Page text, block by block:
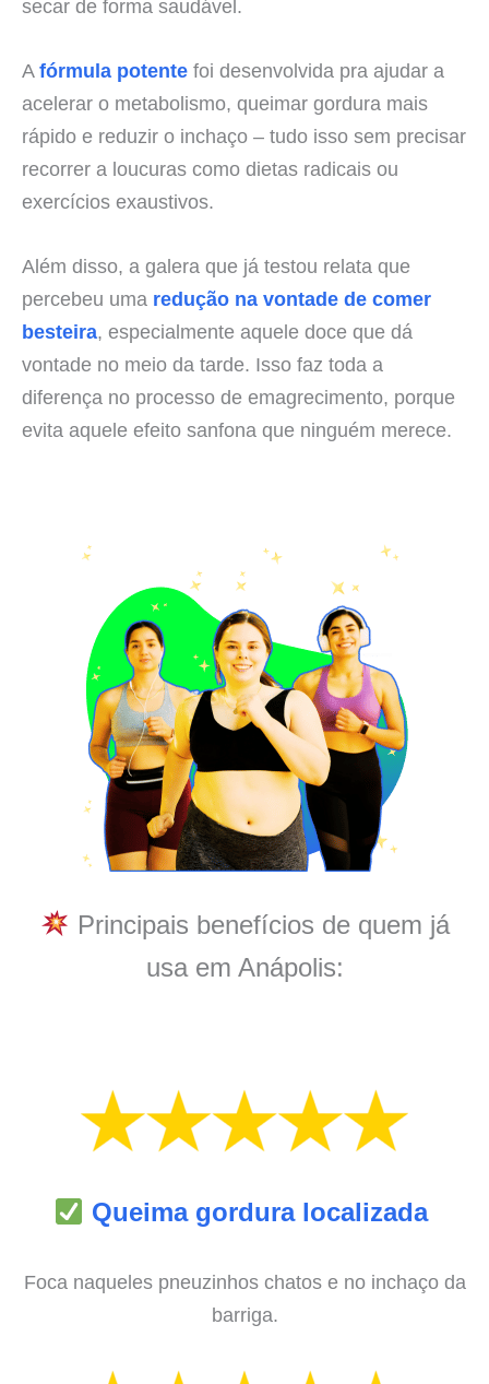
secar de forma saudável.
Afórmula potente foi desenvolvida pra ajudar a
acelerar o metabolismo, queimar gordura mais
rápido e reduzir o inchaço – tudo isso sem precisar
recorrer a loucuras como dietas radicais ou
exercícios exaustivos.
Além disso, a galera que já testou relata que
percebeu uma redução na vontade de comer
besteira, especialmente aquele doce que dá
vontade no meio da tarde. Isso faz toda a
diferença no processo de emagrecimento, porque
evita aquele efeito sanfona que ninguém merece.
Principais benefícios de quem já
usa em Anápolis:
Queima gordura localizada
Foca naqueles pneuzinhos chatos e no inchaço da
barriga.